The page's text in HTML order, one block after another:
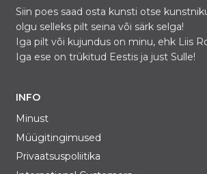
Siin poes saad osta kunsti otse
olgu selleks pilt seina või särk selga!
Iga pilt või kujundus on minu, ehk Liis
Iga ese on trükitud Eestis ja just Sulle!
INFO
Minust
Müügitingimused
Privaatsuspoliitika